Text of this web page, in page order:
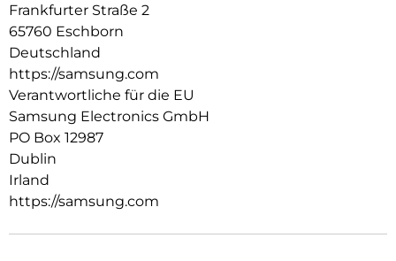
Frankfurter Straße 2
65760 Eschborn
Deutschland
https://samsung.com
Verantwortliche für die EU
Samsung Electronics GmbH
PO Box 12987
Dublin
Irland
https://samsung.com